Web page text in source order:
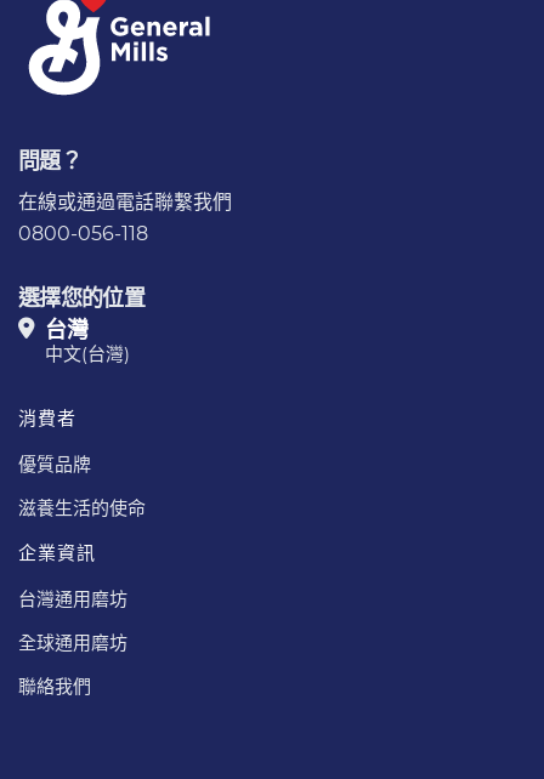
問題？
在線或通過電話聯繫我們
0800-056-118
選擇您的位置
台灣
中文(台灣)
消費者
優質品牌
滋養生活的使命
企業資訊
台灣通用磨坊
全球通用磨坊
聯絡我們